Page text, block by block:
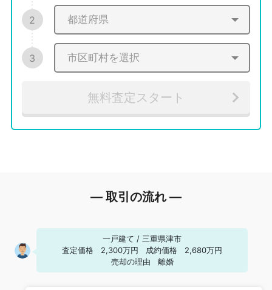
2
3
無料査定スタート
― 取引の流れ ―
一戸建て / 三重県津市
査定価格
2,300万円 成約価格
2,680万円
売却の理由
離婚